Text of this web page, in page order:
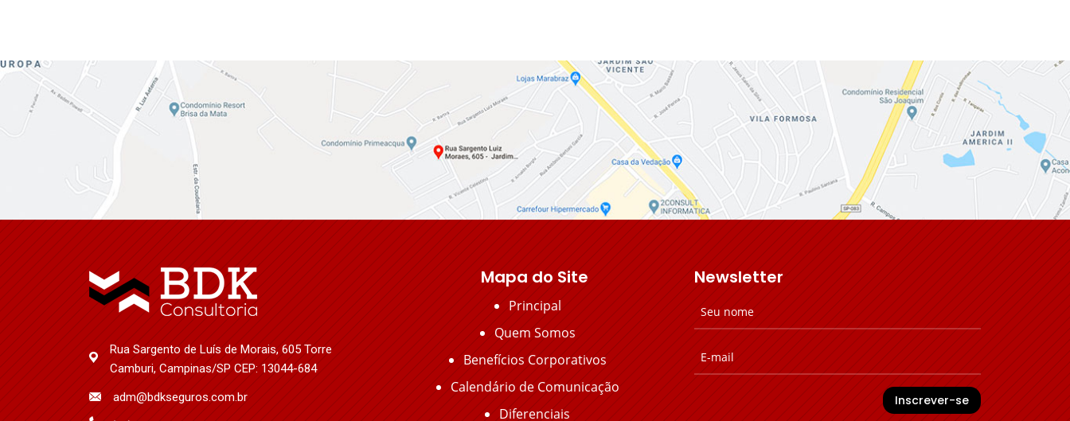
Rua Sargento de Luís de Morais, 605 Torre
Camburi, Campinas/SP CEP: 13044-684
adm@bdkseguros.com.br
Mapa do Site
Principal
Quem Somos
Benefícios Corporativos
Calendário de Comunicação
Diferenciais
Newsletter